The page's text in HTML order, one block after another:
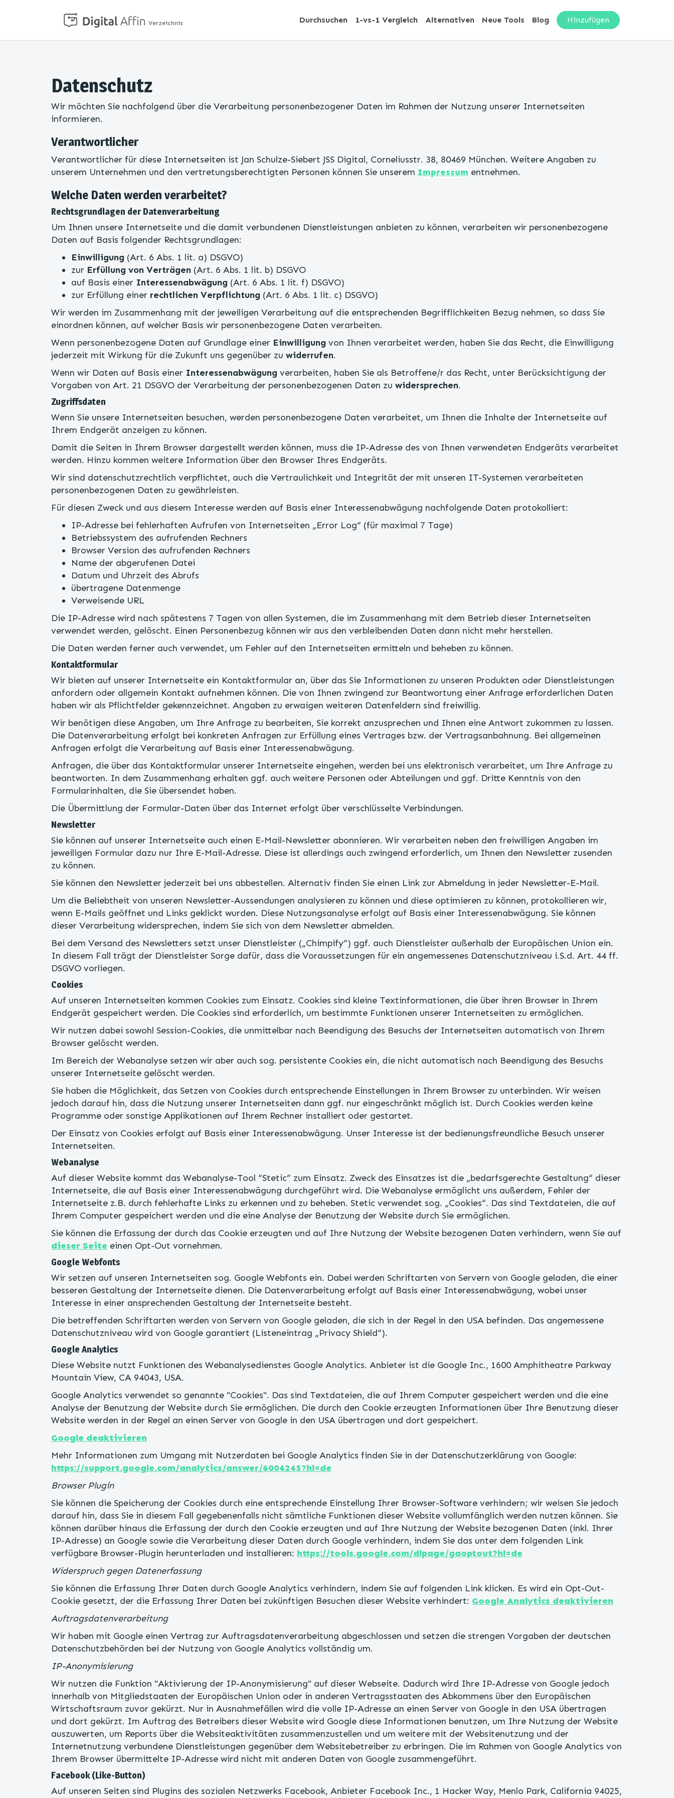
Verzeichnis Durchsuchen 1-vs-1 Vergleich Alternativen Neue Tools Blog Hinzufügen
Datenschutz
Wir möchten Sie nachfolgend über die Verarbeitung personenbezogener Daten im Rahmen der Nutzung unserer Internetseiten
informieren.
Verantwortlicher
Verantwortlicher für diese Internetseiten ist Jan Schulze-Siebert JSS Digital, Corneliusstr. 38, 80469 München. Weitere Angaben zu
unserem Unternehmen und den vertretungsberechtigten Personen können Sie unserem Impressum entnehmen.
Welche Daten werden verarbeitet?
Rechtsgrundlagen der Datenverarbeitung
Um Ihnen unsere Internetseite und die damit verbundenen Dienstleistungen anbieten zu können, verarbeiten wir personenbezogene
Daten auf Basis folgender Rechtsgrundlagen:
Einwilligung (Art. 6 Abs. 1 lit. a) DSGVO)
zur Erfüllung von Verträgen (Art. 6 Abs. 1 lit. b) DSGVO
auf Basis einer Interessenabwägung (Art. 6 Abs. 1 lit. f) DSGVO)
zur Erfüllung einer rechtlichen Verpflichtung (Art. 6 Abs. 1 lit. c) DSGVO)
Wir werden im Zusammenhang mit der jeweiligen Verarbeitung auf die entsprechenden Begrifflichkeiten Bezug nehmen, so dass Sie
einordnen können, auf welcher Basis wir personenbezogene Daten verarbeiten.
Wenn personenbezogene Daten auf Grundlage einer Einwilligung von Ihnen verarbeitet werden, haben Sie das Recht, die Einwilligung
jederzeit mit Wirkung für die Zukunft uns gegenüber zu widerrufen.
Wenn wir Daten auf Basis einer Interessenabwägung verarbeiten, haben Sie als Betroffene/r das Recht, unter Berücksichtigung der
Vorgaben von Art. 21 DSGVO der Verarbeitung der personenbezogenen Daten zu widersprechen.
Zugriffsdaten
Wenn Sie unsere Internetseiten besuchen, werden personenbezogene Daten verarbeitet, um Ihnen die Inhalte der Internetseite auf
Ihrem Endgerät anzeigen zu können.
Damit die Seiten in Ihrem Browser dargestellt werden können, muss die IP-Adresse des von Ihnen verwendeten Endgeräts verarbeitet
werden. Hinzu kommen weitere Information über den Browser Ihres Endgeräts.
Wir sind datenschutzrechtlich verpflichtet, auch die Vertraulichkeit und Integrität der mit unseren IT-Systemen verarbeiteten
personenbezogenen Daten zu gewährleisten.
Für diesen Zweck und aus diesem Interesse werden auf Basis einer Interessenabwägung nachfolgende Daten protokolliert:
IP-Adresse bei fehlerhaften Aufrufen von Internetseiten „Error Log“ (für maximal 7 Tage)
Betriebssystem des aufrufenden Rechners
Browser Version des aufrufenden Rechners
Name der abgerufenen Datei
Datum und Uhrzeit des Abrufs
übertragene Datenmenge
Verweisende URL
Die IP-Adresse wird nach spätestens 7 Tagen von allen Systemen, die im Zusammenhang mit dem Betrieb dieser Internetseiten
verwendet werden, gelöscht. Einen Personenbezug können wir aus den verbleibenden Daten dann nicht mehr herstellen.
Die Daten werden ferner auch verwendet, um Fehler auf den Internetseiten ermitteln und beheben zu können.
Kontaktformular
Wir bieten auf unserer Internetseite ein Kontaktformular an, über das Sie Informationen zu unseren Produkten oder Dienstleistungen
anfordern oder allgemein Kontakt aufnehmen können. Die von Ihnen zwingend zur Beantwortung einer Anfrage erforderlichen Daten
haben wir als Pflichtfelder gekennzeichnet. Angaben zu erwaigen weiteren Datenfeldern sind freiwillig.
Wir benötigen diese Angaben, um Ihre Anfrage zu bearbeiten, Sie korrekt anzusprechen und Ihnen eine Antwort zukommen zu lassen.
Die Datenverarbeitung erfolgt bei konkreten Anfragen zur Erfüllung eines Vertrages bzw. der Vertragsanbahnung. Bei allgemeinen
Anfragen erfolgt die Verarbeitung auf Basis einer Interessenabwägung.
Anfragen, die über das Kontaktformular unserer Internetseite eingehen, werden bei uns elektronisch verarbeitet, um Ihre Anfrage zu
beantworten. In dem Zusammenhang erhalten ggf. auch weitere Personen oder Abteilungen und ggf. Dritte Kenntnis von den
Formularinhalten, die Sie übersendet haben.
Die Übermittlung der Formular-Daten über das Internet erfolgt über verschlüsselte Verbindungen.
Newsletter
Sie können auf unserer Internetseite auch einen E-Mail-Newsletter abonnieren. Wir verarbeiten neben den freiwilligen Angaben im
jeweiligen Formular dazu nur Ihre E-Mail-Adresse. Diese ist allerdings auch zwingend erforderlich, um Ihnen den Newsletter zusenden
zu können.
Sie können den Newsletter jederzeit bei uns abbestellen. Alternativ finden Sie einen Link zur Abmeldung in jeder Newsletter-E-Mail.
Um die Beliebtheit von unseren Newsletter-Aussendungen analysieren zu können und diese optimieren zu können, protokollieren wir,
wenn E-Mails geöffnet und Links geklickt wurden. Diese Nutzungsanalyse erfolgt auf Basis einer Interessenabwägung. Sie können
dieser Verarbeitung widersprechen, indem Sie sich von dem Newsletter abmelden.
Bei dem Versand des Newsletters setzt unser Dienstleister („Chimpify“) ggf. auch Dienstleister außerhalb der Europäischen Union ein.
In diesem Fall trägt der Dienstleister Sorge dafür, dass die Voraussetzungen für ein angemessenes Datenschutzniveau i.S.d. Art. 44 ff.
DSGVO vorliegen.
Cookies
Auf unseren Internetseiten kommen Cookies zum Einsatz. Cookies sind kleine Textinformationen, die über ihren Browser in Ihrem
Endgerät gespeichert werden. Die Cookies sind erforderlich, um bestimmte Funktionen unserer Internetseiten zu ermöglichen.
Wir nutzen dabei sowohl Session-Cookies, die unmittelbar nach Beendigung des Besuchs der Internetseiten automatisch von Ihrem
Browser gelöscht werden.
Im Bereich der Webanalyse setzen wir aber auch sog. persistente Cookies ein, die nicht automatisch nach Beendigung des Besuchs
unserer Internetseite gelöscht werden.
Sie haben die Möglichkeit, das Setzen von Cookies durch entsprechende Einstellungen in Ihrem Browser zu unterbinden. Wir weisen
jedoch darauf hin, dass die Nutzung unserer Internetseiten dann ggf. nur eingeschränkt möglich ist. Durch Cookies werden keine
Programme oder sonstige Applikationen auf Ihrem Rechner installiert oder gestartet.
Der Einsatz von Cookies erfolgt auf Basis einer Interessenabwägung. Unser Interesse ist der bedienungsfreundliche Besuch unserer
Internetseiten.
Webanalyse
Auf dieser Website kommt das Webanalyse-Tool “Stetic” zum Einsatz. Zweck des Einsatzes ist die „bedarfsgerechte Gestaltung“ dieser
Internetseite, die auf Basis einer Interessenabwägung durchgeführt wird. Die Webanalyse ermöglicht uns außerdem, Fehler der
Internetseite z.B. durch fehlerhafte Links zu erkennen und zu beheben. Stetic verwendet sog. „Cookies“. Das sind Textdateien, die auf
Ihrem Computer gespeichert werden und die eine Analyse der Benutzung der Website durch Sie ermöglichen.
Sie können die Erfassung der durch das Cookie erzeugten und auf Ihre Nutzung der Website bezogenen Daten verhindern, wenn Sie auf
dieser Seite einen Opt-Out vornehmen.
Google Webfonts
Wir setzen auf unseren Internetseiten sog. Google Webfonts ein. Dabei werden Schriftarten von Servern von Google geladen, die einer
besseren Gestaltung der Internetseite dienen. Die Datenverarbeitung erfolgt auf Basis einer Interessenabwägung, wobei unser
Interesse in einer ansprechenden Gestaltung der Internetseite besteht.
Die betreffenden Schriftarten werden von Servern von Google geladen, die sich in der Regel in den USA befinden. Das angemessene
Datenschutzniveau wird von Google garantiert (Listeneintrag „Privacy Shield“).
Google Analytics
Diese Website nutzt Funktionen des Webanalysedienstes Google Analytics. Anbieter ist die Google Inc., 1600 Amphitheatre Parkway
Mountain View, CA 94043, USA.
Google Analytics verwendet so genannte "Cookies". Das sind Textdateien, die auf Ihrem Computer gespeichert werden und die eine
Analyse der Benutzung der Website durch Sie ermöglichen. Die durch den Cookie erzeugten Informationen über Ihre Benutzung dieser
Website werden in der Regel an einen Server von Google in den USA übertragen und dort gespeichert.
Google deaktivieren
Mehr Informationen zum Umgang mit Nutzerdaten bei Google Analytics finden Sie in der Datenschutzerklärung von Google:
https://support.google.com/analytics/answer/6004245?hl=de
Browser Plugin
Sie können die Speicherung der Cookies durch eine entsprechende Einstellung Ihrer Browser-Software verhindern; wir weisen Sie jedoch
darauf hin, dass Sie in diesem Fall gegebenenfalls nicht sämtliche Funktionen dieser Website vollumfänglich werden nutzen können. Sie
können darüber hinaus die Erfassung der durch den Cookie erzeugten und auf Ihre Nutzung der Website bezogenen Daten (inkl. Ihrer
IP-Adresse) an Google sowie die Verarbeitung dieser Daten durch Google verhindern, indem Sie das unter dem folgenden Link
verfügbare Browser-Plugin herunterladen und installieren: https://tools.google.com/dlpage/gaoptout?hl=de
Widerspruch gegen Datenerfassung
Sie können die Erfassung Ihrer Daten durch Google Analytics verhindern, indem Sie auf folgenden Link klicken. Es wird ein Opt-Out-
Cookie gesetzt, der die Erfassung Ihrer Daten bei zukünftigen Besuchen dieser Website verhindert: Google Analytics deaktivieren
Auftragsdatenverarbeitung
Wir haben mit Google einen Vertrag zur Auftragsdatenverarbeitung abgeschlossen und setzen die strengen Vorgaben der deutschen
Datenschutzbehörden bei der Nutzung von Google Analytics vollständig um.
IP-Anonymisierung
Wir nutzen die Funktion "Aktivierung der IP-Anonymisierung" auf dieser Webseite. Dadurch wird Ihre IP-Adresse von Google jedoch
innerhalb von Mitgliedstaaten der Europäischen Union oder in anderen Vertragsstaaten des Abkommens über den Europäischen
Wirtschaftsraum zuvor gekürzt. Nur in Ausnahmefällen wird die volle IP-Adresse an einen Server von Google in den USA übertragen
und dort gekürzt. Im Auftrag des Betreibers dieser Website wird Google diese Informationen benutzen, um Ihre Nutzung der Website
auszuwerten, um Reports über die Websiteaktivitäten zusammenzustellen und um weitere mit der Websitenutzung und der
Internetnutzung verbundene Dienstleistungen gegenüber dem Websitebetreiber zu erbringen. Die im Rahmen von Google Analytics von
Ihrem Browser übermittelte IP-Adresse wird nicht mit anderen Daten von Google zusammengeführt.
Facebook (Like-Button)
Auf unseren Seiten sind Plugins des sozialen Netzwerks Facebook, Anbieter Facebook Inc., 1 Hacker Way, Menlo Park, California 94025,